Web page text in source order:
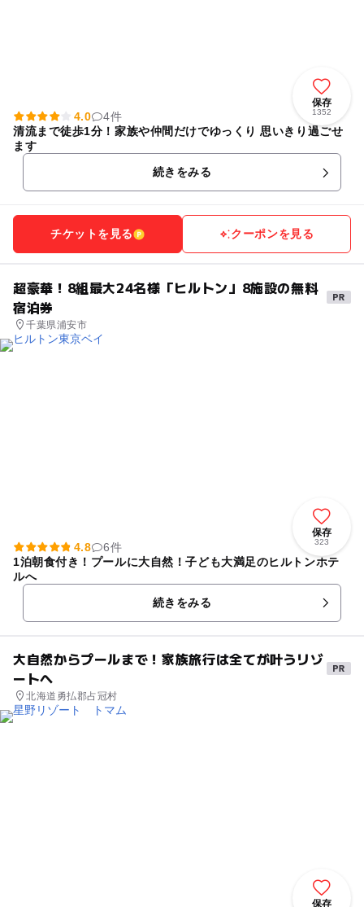
保存
1352
4.0
4件
清流まで徒歩1分！家族や仲間だけでゆっくり 思いきり過ごせ
ます
続きをみる
チケットを見る クーポンを見る
超豪華！8組最大24名様「ヒルトン」8施設の無料
宿泊券
千葉県浦安市
保存
323
4.8
6件
1泊朝食付き！プールに大自然！子ども大満足のヒルトンホテ
ルへ
続きをみる
大自然からプールまで！家族旅行は全てが叶うリゾ
ートへ
北海道勇払郡占冠村
保存